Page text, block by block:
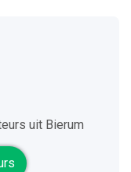
uit Bierum